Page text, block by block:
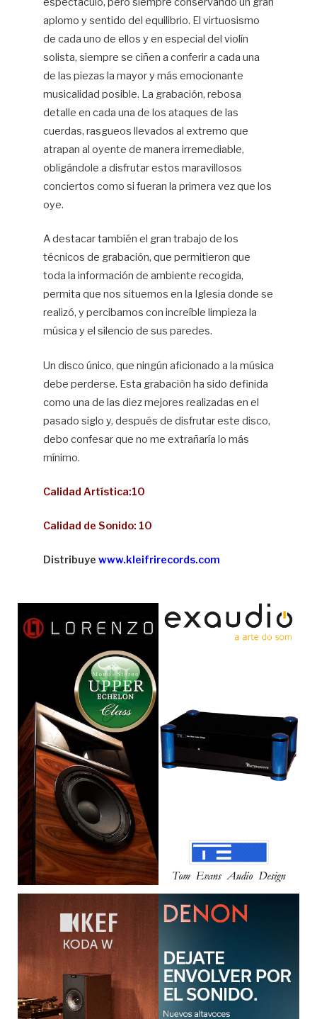
aplomo y sentido del equilibrio. El virtuosismo
de cada uno de ellos y en especial del violín
solista, siempre se ciñen a conferir a cada una
de las piezas la mayor y más emocionante
musicalidad posible. La grabación, rebosa
detalle en cada una de los ataques de las
cuerdas, rasgueos llevados al extremo que
atrapan al oyente de manera irremediable,
obligándole a disfrutar estos maravillosos
conciertos como si fueran la primera vez que los
oye.
A destacar también el gran trabajo de los
técnicos de grabación, que permitieron que
toda la información de ambiente recogida,
permita que nos situemos en la Iglesia donde se
realizó, y percibamos con increíble limpieza la
música y el silencio de sus paredes.
Un disco único, que ningún aficionado a la música
debe perderse. Esta grabación ha sido definida
como una de las diez mejores realizadas en el
pasado siglo y, después de disfrutar este disco,
debo confesar que no me extrañaría lo más
mínimo.
Calidad Artística:10
Calidad de Sonido: 10
Distribuye www.kleifrirecords.com